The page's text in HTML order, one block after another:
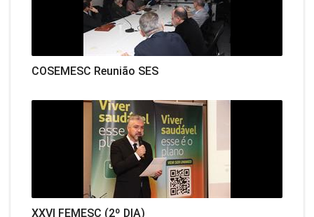
COSEMESC Reunião SES
XXVI FEMESC (2º DIA)